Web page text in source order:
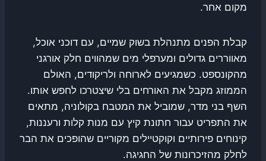
מקום אחר.
קבלת הפנים מתנהלת בשוק שמיים, עם דוכני אוכל,
מאווררים גדולים ומערפלי מים שמהווים חלק אורגני
מהקונספט. כשמגיעים לארוחה ולריקודים, האולם
הממוזג מקבל את האורחים בלי שיצטרכו לחפש אותו.
השף בני מדר, שמוביל את המטבח בקולוניה, מתאים
את התפריט עבור חתונת קיץ עם מנות קלות ורעננות,
קינוחים פירותיים וקוקטיילים מקוריים שהופכים את הבר
לחלק מהזיכרונות של החגיגה.